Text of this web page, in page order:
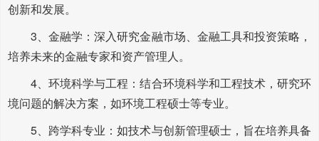
创新和发展。
3、金融学：深入研究金融市场、金融工具和投资策略，
培养未来的金融专家和资产管理人。
4、环境科学与工程：结合环境科学和工程技术，研究环
境问题的解决方案，如环境工程硕士等专业。
5、跨学科专业：如技术与创新管理硕士，旨在培养具备